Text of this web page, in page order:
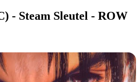
- Steam Sleutel - ROW